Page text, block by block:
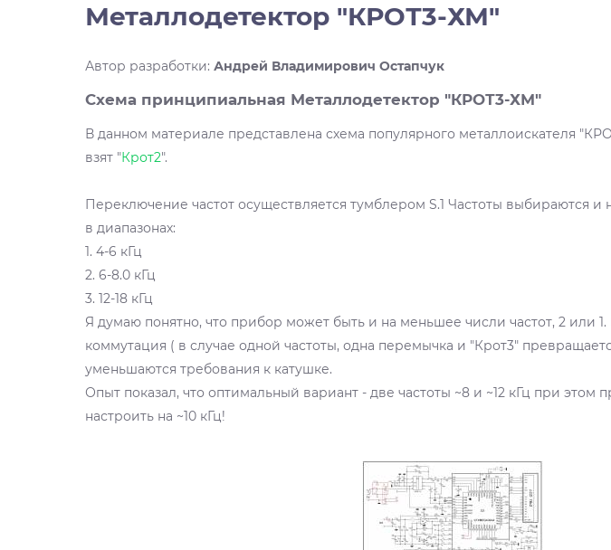
Металлодетектор "КРОТ3-ХМ"
Автор разработки: Андрей Владимирович Остапчук
Схема принципиальная Металлодетектор "КРОТ3-ХМ"
В данном материале представлена схема популярного металлоискателя
взят "Крот2".
Переключение частот осуществляется тумблером S.1 Частоты выбираются и
в диапазонах:
1. 4-6 кГц
2. 6-8.0 кГц
3. 12-18 кГц
Я думаю понятно, что прибор может быть и на меньшее числи частот, 2 или
коммутация ( в случае одной частоты, одна перемычка и "Крот3"
уменьшаются требования к катушке.
Опыт показал, что оптимальный вариант - две частоты ~8 и ~12 кГц при этом
настроить на ~10 кГц!